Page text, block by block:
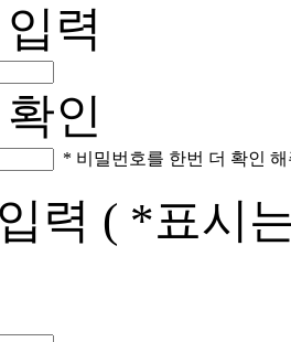
력
인
* 비밀번호를 한번 더 확인
력 ( *표시